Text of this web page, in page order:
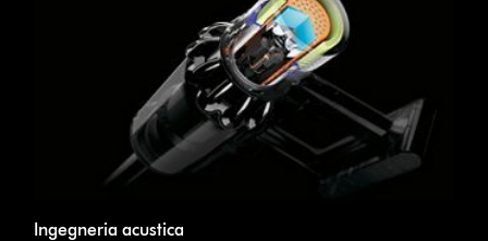
Ingegneria acustica